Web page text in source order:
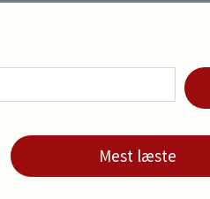
Mest læste